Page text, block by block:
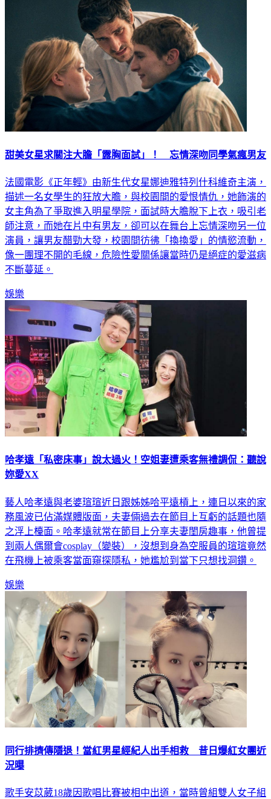
甜美女星求關注大膽「露胸面試」！ 忘情深吻同學氣瘋男友
法國電影《正年輕》由新生代女星娜迪雅特列什科維奇主演，
描述一名女學生的狂放大膽，與校園間的愛恨情仇，她飾演的
女主角為了爭取進入明星學院，面試時大膽脫下上衣，吸引老
師注意，而她在片中有男友，卻可以在舞台上忘情深吻另一位
演員，讓男友醋勁大發，校園間彷彿「換換愛」的情慾流動，
像一團理不開的毛線，危險性愛關係讓當時仍是絕症的愛滋病
不斷蔓延。
娛樂
哈孝遠「私密床事」說太過火！空姐妻遭乘客無禮調侃：聽說
妳愛XX
藝人哈孝遠與老婆瑄瑄近日跟姊姊哈平遠槓上，連日以來的家
務風波已佔滿媒體版面，夫妻倆過去在節目上互虧的話題也隨
之浮上檯面。哈孝遠就常在節目上分享夫妻閨房趣事，他曾提
到兩人偶爾會cosplay（變裝），沒想到身為空服員的瑄瑄竟然
在飛機上被乘客當面窺探隱私，她尷尬到當下只想找洞鑽。
娛樂
同行排擠傳隱退！當紅男星經紀人出手相救 昔日爆紅女團近
況曝
歌手安苡葳18歲因歌唱比賽被相中出道，當時曾組雙人女子組